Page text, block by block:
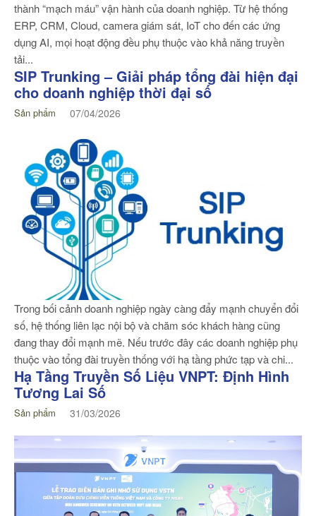
thành “mạch máu” vận hành của doanh nghiệp. Từ hệ thống
ERP, CRM, Cloud, camera giám sát, IoT cho đến các ứng
dụng AI, mọi hoạt động đều phụ thuộc vào khả năng truyền
tải...
SIP Trunking – Giải pháp tổng đài hiện đại
cho doanh nghiệp thời đại số
Sản phẩm 07/04/2026
Trong bối cảnh doanh nghiệp ngày càng đẩy mạnh chuyển đổi
số, hệ thống liên lạc nội bộ và chăm sóc khách hàng cũng
đang thay đổi mạnh mẽ. Nếu trước đây các doanh nghiệp phụ
thuộc vào tổng đài truyền thống với hạ tầng phức tạp và chi...
Hạ Tầng Truyền Số Liệu VNPT: Định Hình
Tương Lai Số
Sản phẩm 31/03/2026